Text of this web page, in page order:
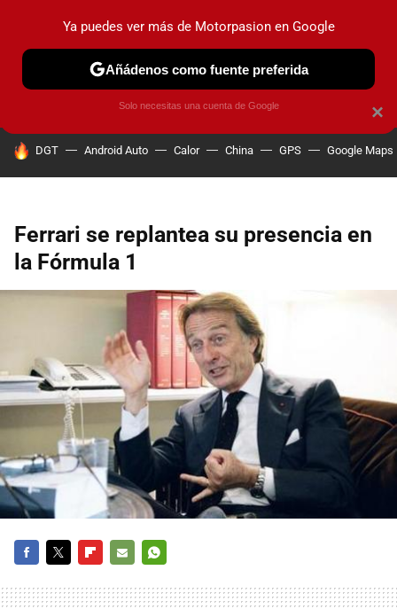
PRUEBAS COCHES ELÉCTRICOS OBSERVATORIO
HOY SE HABLA DE
DGT Android Auto Calor China GPS Google Maps
Ferrari se replantea su presencia en
la Fórmula 1
MAIL
×
Ya puedes ver más de Motorpasion en Google
Añádenos como fuente preferida
Solo necesitas una cuenta de Google